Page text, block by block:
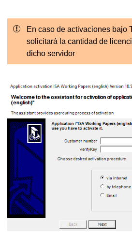
En caso de activaciones bajo
solicitará la cantidad de
dicho servidor